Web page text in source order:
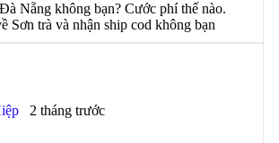
Nẵng không bạn? Cước phí thế nào.
Sơn trà và nhận ship cod không bạn
2 tháng trước